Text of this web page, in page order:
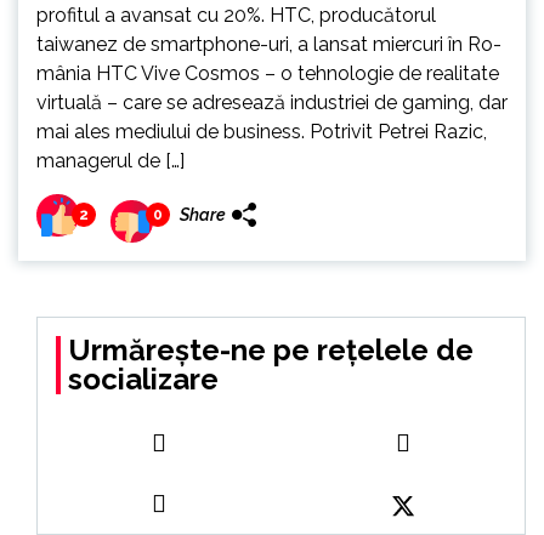
profitul a avansat cu 20%. HTC, producătorul
taiwanez de smart­phone-uri, a lansat miercuri în Ro­
mânia HTC Vive Cosmos – o tehno­lo­gie de realitate
virtuală – care se adre­sează industriei de gaming, dar
mai ales me­diului de business. Potrivit Petrei Razic,
managerul de […]
2 0 Share
Urmărește-ne pe rețelele de
socializare